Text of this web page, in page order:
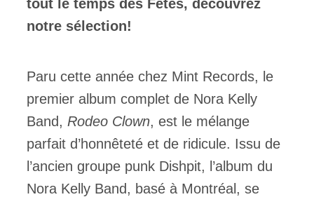
tout le temps des Fêtes, découvrez
notre sélection!
Paru cette année chez Mint Records, le
premier album complet de Nora Kelly
Band, Rodeo Clown, est le mélange
parfait d’honnêteté et de ridicule. Issu de
l’ancien groupe punk Dishpit, l’album du
Nora Kelly Band, basé à Montréal, se